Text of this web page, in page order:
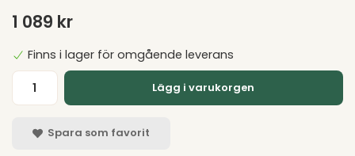
1 089 kr
Finns i lager för omgående leverans
Lägg i varukorgen
Spara som favorit